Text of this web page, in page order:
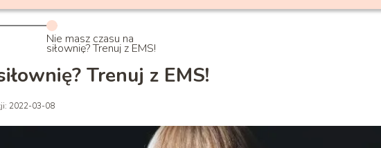
Nie masz czasu na
siłownię? Trenuj z EMS!
Trenuj z EMS!
2022-03-08